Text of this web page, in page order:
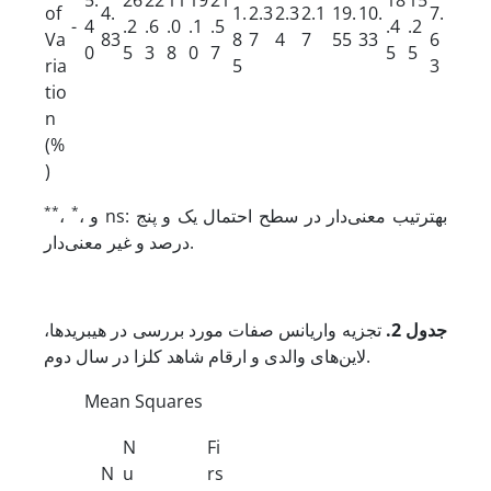
of
Va
ria
tio
n
(%
)
- 4
0
4.
83
.2
5
.6
3
.0
8
.1
0
.5
7
1.
8
5
2.3
7
2.3
4
2.1
7
19.
55
10.
33
.4
5
.2
5
7.
6
3
**، *، و ns: به­ترتیب معنی‌دار در سطح احتمال یک و پنج
درصد و غیر معنی‌دار.
جدول 2 . تجزیه واریانس صفات مورد بررسی در هیبریدها،
لاین‌های والدی و ارقام شاهد کلزا در سال دوم.
Mean Squares
N
N
u
Fi
rs